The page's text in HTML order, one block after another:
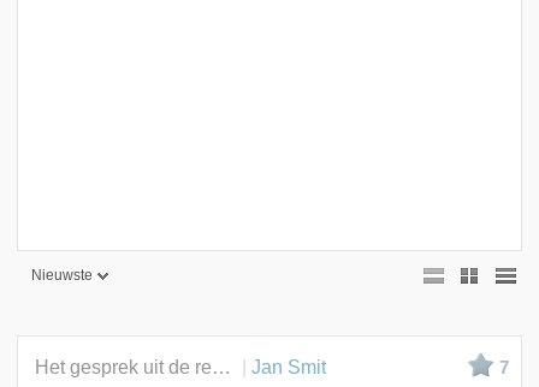
Nieuwste
Het gesprek uit de regio Jan Smit 7